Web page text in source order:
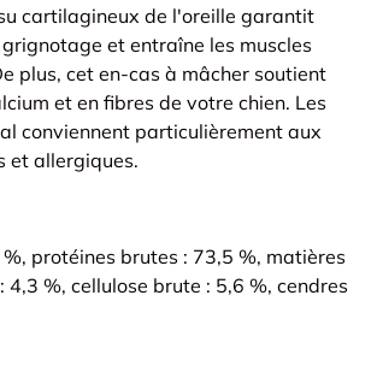
cartilagineux de l'oreille garantit
et entraîne les muscles
plus, cet en-cas à mâcher soutient
et en fibres de votre chien. Les
conviennent particulièrement aux
et allergiques.
protéines brutes : 73,5 %, matières
4,3 %, cellulose brute : 5,6 %, cendres